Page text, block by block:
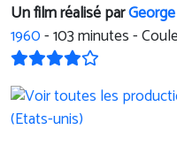
Un film réalisé par
1960-103minutes -